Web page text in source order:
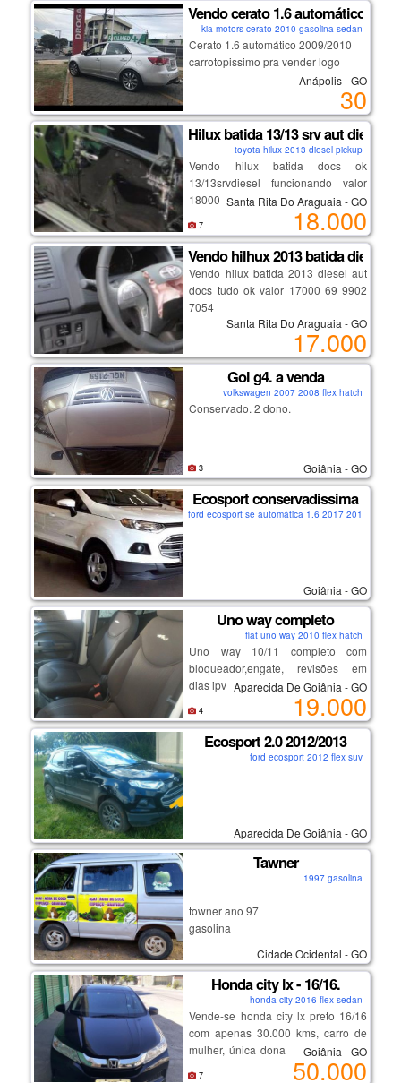
Vendo cerato 1.6 automático
kia motors cerato 2010 gasolina sedan
Cerato 1.6 automático 2009/2010
carrotopissimo pra vender logo
Anápolis - GO
30
Hilux batida 13/13 srv aut diesel
toyota hilux 2013 diesel pickup
Vendo hilux batida docs ok
13/13srvdiesel funcionando valor
18000 tratar comigo 69 999027054
sem nenhum tipo de sinistro no doc
Santa Rita Do Araguaia - GO
18.000
7
Vendo hilhux 2013 batida diesel
Vendo hilux batida 2013 diesel aut
docs tudo ok valor 17000 69 9902
7054
Santa Rita Do Araguaia - GO
17.000
Gol g4. a venda
volkswagen 2007 2008 flex hatch
Conservado. 2 dono.
Goiânia - GO
3
Ecosport conservadissima
ford ecosport se automática 1.6 2017 2016 flex
Goiânia - GO
Uno way completo
fiat uno way 2010 flex hatch
Uno way 10/11 completo com
bloqueador,engate, revisões em
dias ipva pago carro muito novo.
Aparecida De Goiânia - GO
19.000
4
Ecosport 2.0 2012/2013
ford ecosport 2012 flex suv
Aparecida De Goiânia - GO
Tawner
1997 gasolina
towner ano 97
gasolina
Cidade Ocidental - GO
Honda city lx - 16/16.
honda city 2016 flex sedan
Vende-se honda city lx preto 16/16
com apenas 30.000 kms, carro de
mulher, única dona, tirado 0 km na
tecar honda, com manual, câmbio
Goiânia - GO
50.000
7